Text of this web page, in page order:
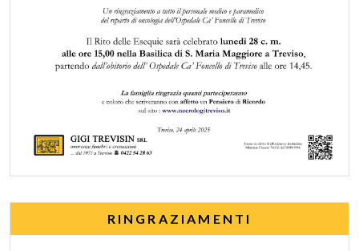
RINGRAZIAMENTI